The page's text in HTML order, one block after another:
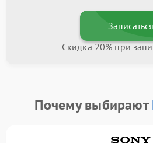
Записаться
Скидка 20% при
Почему выбирают